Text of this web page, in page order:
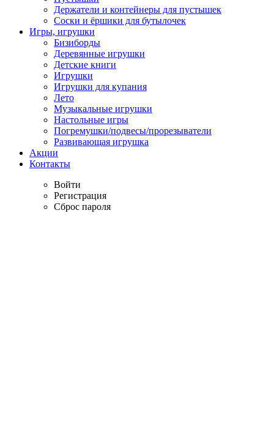
Держатели и контейнеры для пустышек
Соски и ёршики для бутылочек
Игры, игрушки
Бизиборды
Деревянные игрушки
Детские книги
Игрушки
Игрушки для купания
Лето
Музыкальные игрушки
Настольные игры
Погремушки/подвесы/прорезыватели
Развивающая игрушка
Акции
Контакты
Войти
Регистрация
Сброс пароля